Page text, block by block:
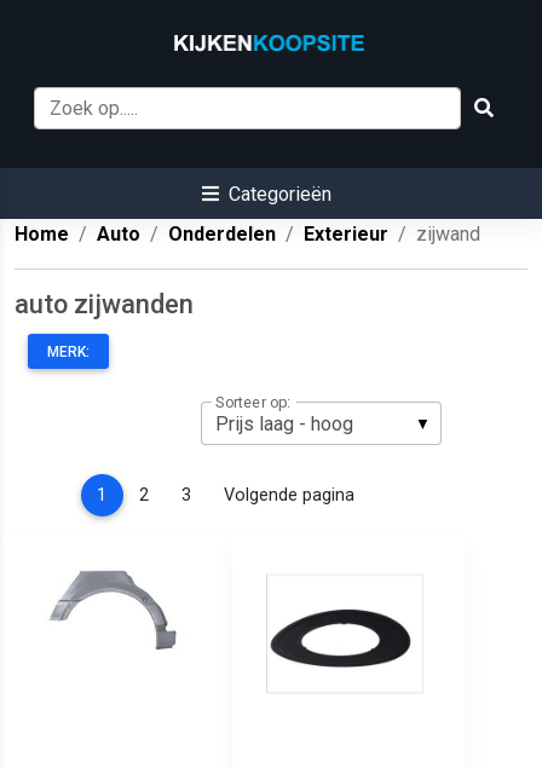
Categorieën
Home
Auto Onderdelen Exterieur zijwand
auto zijwanden
MERK:
Sorteer op:
1 (current)
2 3 Volgende pagina